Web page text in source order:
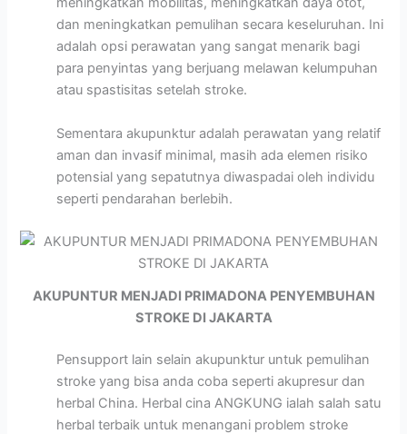
dan meningkatkan pemulihan secara keseluruhan. Ini
adalah opsi perawatan yang sangat menarik bagi
para penyintas yang berjuang melawan kelumpuhan
atau spastisitas setelah stroke.
Sementara akupunktur adalah perawatan yang relatif
aman dan invasif minimal, masih ada elemen risiko
potensial yang sepatutnya diwaspadai oleh individu
seperti pendarahan berlebih.
AKUPUNTUR MENJADI PRIMADONA PENYEMBUHAN
STROKE DI JAKARTA
Pensupport lain selain akupunktur untuk pemulihan
stroke yang bisa anda coba seperti akupresur dan
herbal China. Herbal cina ANGKUNG ialah salah satu
herbal terbaik untuk menangani problem stroke